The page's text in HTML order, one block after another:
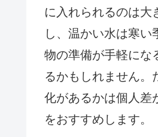
に入れられるのは大
し、温かい水は寒
物の準備が手軽にな
るかもしれません。
化があるかは個人差
をおすすめします。